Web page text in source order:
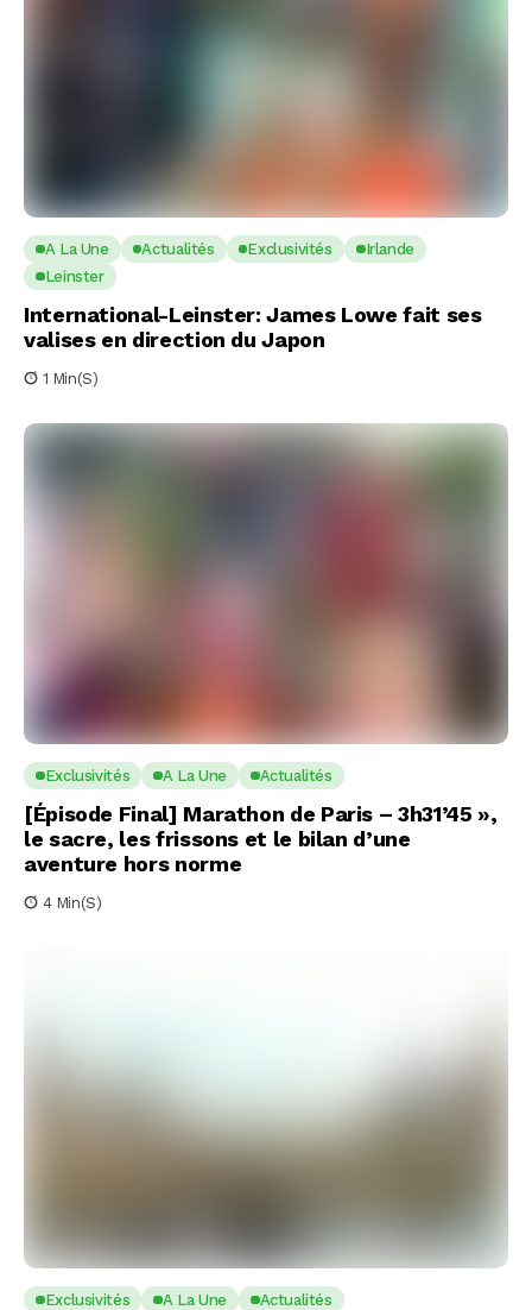
A La Une Actualités Exclusivités
Irlande
Leinster
International-Leinster: James Lowe fait ses
valises en direction du Japon
1 Min(s)
Exclusivités A La Une Actualités
[Épisode Final] Marathon de Paris – 3h31’45 »,
le sacre, les frissons et le bilan d’une
aventure hors norme
4 Min(s)
Exclusivités A La Une Actualités